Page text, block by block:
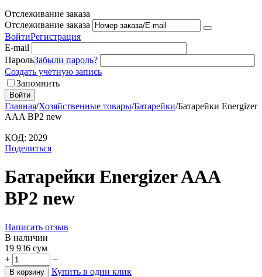
Отслеживание заказа
Отслеживание заказа
ВойтиРегистрация
E-mail
ПарольЗабыли пароль?
Создать учетную запись
Запомнить
Войти
Главная/Хозяйственные товары/Батарейки/Батарейки Energizer
AAA BP2 new
КОД: 2029
Поделиться
Батарейки Energizer AAA
BP2 new
Написать отзыв
В наличии
19 936 сум
+
−
В корзину
Купить в один клик